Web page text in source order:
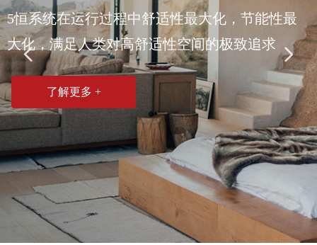
5恒系统在运行过程中舒适性最大化，节能性最
大化，满足人类对高舒适性空间的极致追求
了解更多 +
넳 넲